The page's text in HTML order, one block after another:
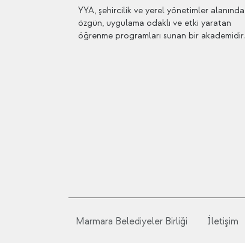
YYA, şehircilik ve yerel yönetimler alanında
özgün, uygulama odaklı ve etki yaratan
öğrenme programları sunan bir akademidir.
Marmara Belediyeler Birliği İletişim